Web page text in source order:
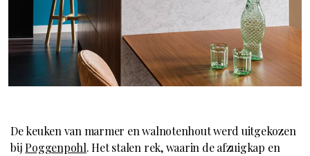
De keuken van marmer en walnotenhout werd uitgekozen
bijPoggenpohl. Het stalen rek, waarin de afzuigkap en